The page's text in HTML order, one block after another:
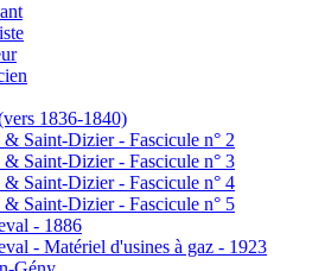
1836-1840)
Saint-Dizier - Fascicule n° 2
& Saint-Dizier - Fascicule n° 3
& Saint-Dizier - Fascicule n° 4
& Saint-Dizier - Fascicule n° 5
- 1886
- Matériel d'usines à gaz - 1923